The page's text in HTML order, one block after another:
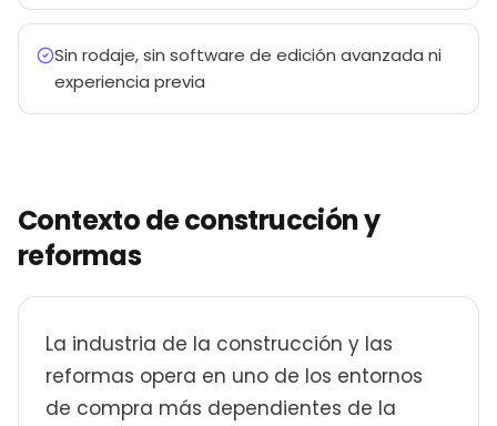
Sin rodaje, sin software de edición avanzada ni
experiencia previa
Contexto de construcción y
reformas
La industria de la construcción y las
reformas opera en uno de los entornos
de compra más dependientes de la